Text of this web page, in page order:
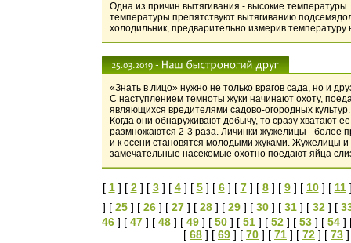
Одна из причин вытягивания - высокие
температуры препятствуют вытягиванию
холодильник, предварительно измерив температуру
«Знать в лицо» нужно не только врагов сада, но и
С наступлением темноты жуки начинают охоту,
являющихся вредителями садово-огородных
Когда они обнаруживают добычу, то сразу хватают
размножаются 2-3 раза. Личинки жужелицы - более
и к осени становятся молодыми жуками. Жужелицы и
замечательные насекомые охотно поедают яйца
[ 1] [ 2] [ 3] [ 4] [ 5] [ 6] [ 7] [ 8] [ 9] [ 10] [ 11
] [ 25 ] [ 26 ] [ 27 ] [ 28 ] [ 29 ] [ 30 ] [ 31 ] [ 32 ] [
46 ] [ 47 ] [ 48 ] [ 49 ] [ 50 ] [ 51 ] [ 52 ] [ 53 ] [ 54 ]
[ 68 ] [ 69 ] [ 70 ] [ 71 ] [ 72 ] [ 73